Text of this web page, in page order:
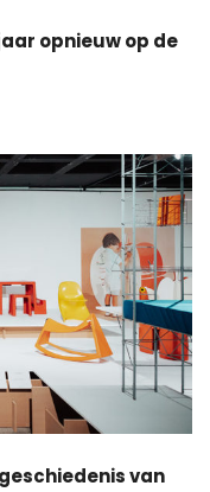
opnieuw op de
van